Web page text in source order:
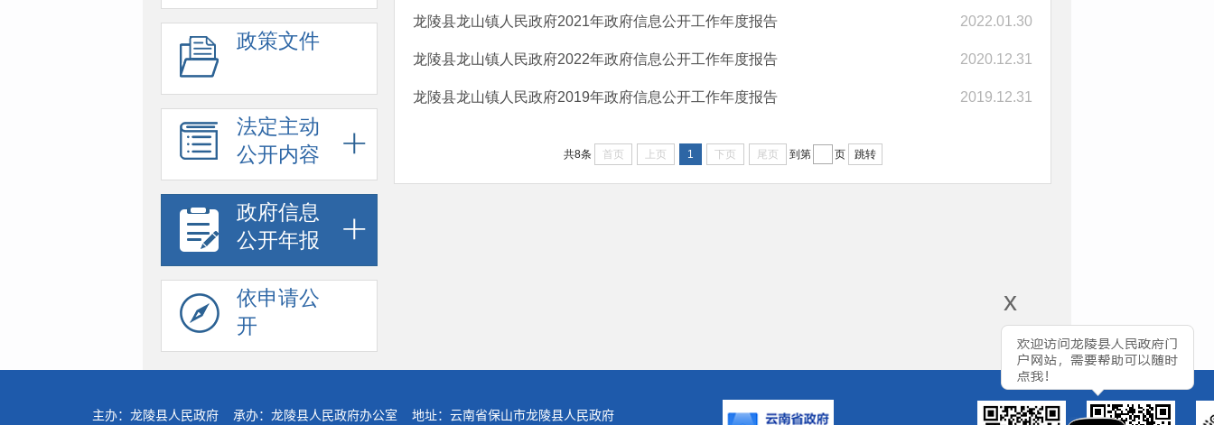
x
政策文件
法定主动
公开内容
政府信息
公开年报
依申请公
开
龙陵县龙山镇人民政府2021年政府信息公开工作年度报告 2022.01.30
龙陵县龙山镇人民政府2022年政府信息公开工作年度报告 2020.12.31
龙陵县龙山镇人民政府2019年政府信息公开工作年度报告 2019.12.31
共8条 首页 上页 1 下页 尾页 到第 页 跳转